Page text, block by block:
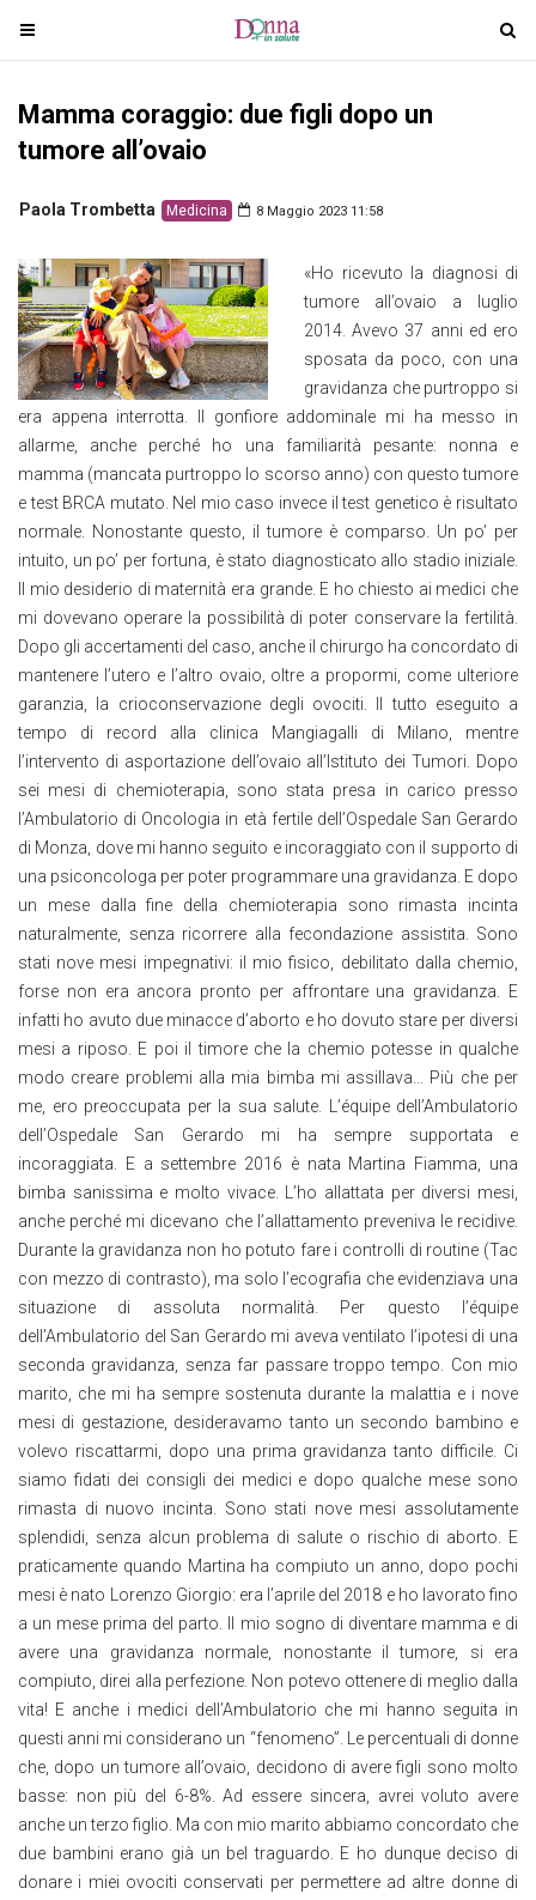
T
o
g
l
n
v
i
g
a
t
i
T
o
Mamma coraggio: due figli dopo un
tumore all’ovaio
Paola Trombetta Medicina 8 Maggio 2023 11:58
«Ho ricevuto la diagnosi di
tumore all’ovaio a luglio
2014. Avevo 37 anni ed ero
sposata da poco, con una
gravidanza che purtroppo si
era appena interrotta. Il gonfiore addominale mi ha messo in
allarme, anche perché ho una familiarità pesante: nonna e
mamma (mancata purtroppo lo scorso anno) con questo tumore
e test BRCA mutato. Nel mio caso invece il test genetico è risultato
normale. Nonostante questo, il tumore è comparso. Un po’ per
intuito, un po’ per fortuna, è stato diagnosticato allo stadio iniziale.
Il mio desiderio di maternità era grande. E ho chiesto ai medici che
mi dovevano operare la possibilità di poter conservare la fertilità.
Dopo gli accertamenti del caso, anche il chirurgo ha concordato di
mantenere l’utero e l’altro ovaio, oltre a propormi, come ulteriore
garanzia, la crioconservazione degli ovociti. Il tutto eseguito a
tempo di record alla clinica Mangiagalli di Milano, mentre
l’intervento di asportazione dell’ovaio all’Istituto dei Tumori. Dopo
sei mesi di chemioterapia, sono stata presa in carico presso
l’Ambulatorio di Oncologia in età fertile dell’Ospedale San Gerardo
di Monza, dove mi hanno seguito e incoraggiato con il supporto di
una psiconcologa per poter programmare una gravidanza. E dopo
un mese dalla fine della chemioterapia sono rimasta incinta
naturalmente, senza ricorrere alla fecondazione assistita. Sono
stati nove mesi impegnativi: il mio fisico, debilitato dalla chemio,
forse non era ancora pronto per affrontare una gravidanza. E
infatti ho avuto due minacce d’aborto e ho dovuto stare per diversi
mesi a riposo. E poi il timore che la chemio potesse in qualche
modo creare problemi alla mia bimba mi assillava… Più che per
me, ero preoccupata per la sua salute. L’équipe dell’Ambulatorio
dell’Ospedale San Gerardo mi ha sempre supportata e
incoraggiata. E a settembre 2016 è nata Martina Fiamma, una
bimba sanissima e molto vivace. L’ho allattata per diversi mesi,
anche perché mi dicevano che l’allattamento preveniva le recidive.
Durante la gravidanza non ho potuto fare i controlli di routine (Tac
con mezzo di contrasto), ma solo l’ecografia che evidenziava una
situazione di assoluta normalità. Per questo l’équipe
dell’Ambulatorio del San Gerardo mi aveva ventilato l’ipotesi di una
seconda gravidanza, senza far passare troppo tempo. Con mio
marito, che mi ha sempre sostenuta durante la malattia e i nove
mesi di gestazione, desideravamo tanto un secondo bambino e
volevo riscattarmi, dopo una prima gravidanza tanto difficile. Ci
siamo fidati dei consigli dei medici e dopo qualche mese sono
rimasta di nuovo incinta. Sono stati nove mesi assolutamente
splendidi, senza alcun problema di salute o rischio di aborto. E
praticamente quando Martina ha compiuto un anno, dopo pochi
mesi è nato Lorenzo Giorgio: era l’aprile del 2018 e ho lavorato fino
a un mese prima del parto. Il mio sogno di diventare mamma e di
avere una gravidanza normale, nonostante il tumore, si era
compiuto, direi alla perfezione. Non potevo ottenere di meglio dalla
vita! E anche i medici dell’Ambulatorio che mi hanno seguita in
questi anni mi considerano un “fenomeno”. Le percentuali di donne
che, dopo un tumore all’ovaio, decidono di avere figli sono molto
basse: non più del 6-8%. Ad essere sincera, avrei voluto avere
anche un terzo figlio. Ma con mio marito abbiamo concordato che
due bambini erano già un bel traguardo. E ho dunque deciso di
donare i miei ovociti conservati per permettere ad altre donne di